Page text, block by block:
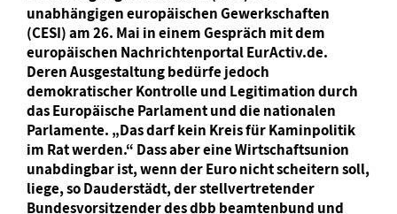
unabhängigen europäischen Gewerkschaften
(CESI) am 26. Mai in einem Gespräch mit dem
europäischen Nachrichtenportal EurActiv.de.
Deren Ausgestaltung bedürfe jedoch
demokratischer Kontrolle und Legitimation durch
das Europäische Parlament und die nationalen
Parlamente. „Das darf kein Kreis für Kaminpolitik
im Rat werden.“ Dass aber eine Wirtschaftsunion
unabdingbar ist, wenn der Euro nicht scheitern soll,
liege, so Dauderstädt, der stellvertretender
Bundesvorsitzender des dbb beamtenbund und